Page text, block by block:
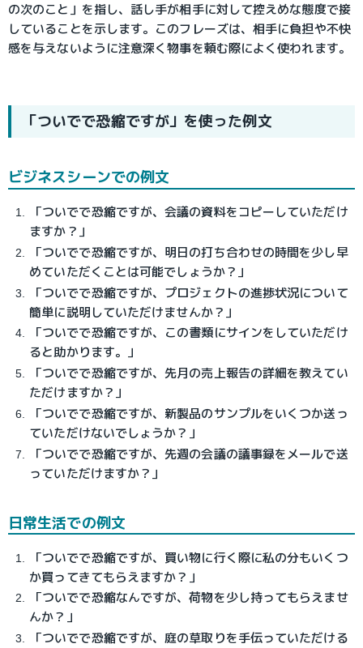
の次のこと」を指し、話し手が相手に対して控えめな態度で接
していることを示します。このフレーズは、相手に負担や不快
感を与えないように注意深く物事を頼む際によく使われます。
「ついでで恐縮ですが」を使った例文
ビジネスシーンでの例文
「ついでで恐縮ですが、会議の資料をコピーしていただけ
ますか？」
「ついでで恐縮ですが、明日の打ち合わせの時間を少し早
めていただくことは可能でしょうか？」
「ついでで恐縮ですが、プロジェクトの進捗状況について
簡単に説明していただけませんか？」
「ついでで恐縮ですが、この書類にサインをしていただけ
ると助かります。」
「ついでで恐縮ですが、先月の売上報告の詳細を教えてい
ただけますか？」
「ついでで恐縮ですが、新製品のサンプルをいくつか送っ
ていただけないでしょうか？」
「ついでで恐縮ですが、先週の会議の議事録をメールで送
っていただけますか？」
日常生活での例文
「ついでで恐縮ですが、買い物に行く際に私の分もいくつ
か買ってきてもらえますか？」
「ついでで恐縮なんですが、荷物を少し持ってもらえませ
んか？」
「ついでで恐縮ですが、庭の草取りを手伝っていただける